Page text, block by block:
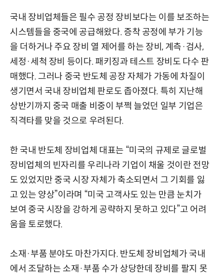
국내 장비업체들은 필수 공정 장비보다는 이를 보조하는
시스템들을 중국에 공급해왔다. 증착 공정에 부가 기능
을 더하거나 주요 장비 열 제어를 하는 장비, 계측·검사,
세정·세척 장비 등이다. 패키징과 테스트 장비도 다수 판
매했다. 그러나 중국 반도체 공장 자체가 가동에 차질이
생기면서 국내 장비업체 판로도 좁아졌다. 특히 지난해
상반기까지 중국 매출 비중이 부쩍 늘었던 일부 기업은
직격타를 맞을 것으로 우려된다.
한 국내 반도체 장비업체 대표는 “미국의 규제로 글로벌
장비업체의 빈자리를 우리나라 기업이 채울 것이란 전망
도 있었지만 중국 시장 자체가 축소되면서 그 기회를 잃
고 있는 양상”이라며 “미국 고객사도 있는 만큼 눈치가
보여 중국 시장을 강하게 공략하지 못하고 있다”고 어려
움을 토로했다.
소재·부품 분야도 마찬가지다. 반도체 장비업체가 국내
에서 조달하는 소재·부품 수가 상당한데 장비를 팔지 못